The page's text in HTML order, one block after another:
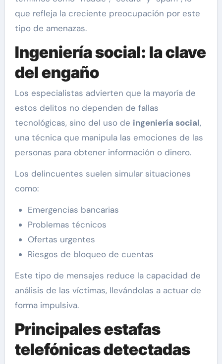
que refleja la creciente preocupación por este
tipo de amenazas.
Ingeniería social: la clave
del engaño
Los especialistas advierten que la mayoría de
estos delitos no dependen de fallas
tecnológicas, sino del uso de ingeniería social,
una técnica que manipula las emociones de las
personas para obtener información o dinero.
Los delincuentes suelen simular situaciones
como:
Emergencias bancarias
Problemas técnicos
Ofertas urgentes
Riesgos de bloqueo de cuentas
Este tipo de mensajes reduce la capacidad de
análisis de las víctimas, llevándolas a actuar de
forma impulsiva.
Principales estafas
telefónicas detectadas